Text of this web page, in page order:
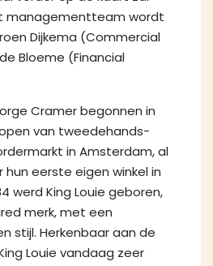
managementteam wordt
Dijkema (Commercial
Bloeme (Financial
Cramer begonnen in
van tweedehands-
in Amsterdam, al
eerste eigen winkel in
werd King Louie geboren,
merk, met een
stijl. Herkenbaar aan de
Louie vandaag zeer